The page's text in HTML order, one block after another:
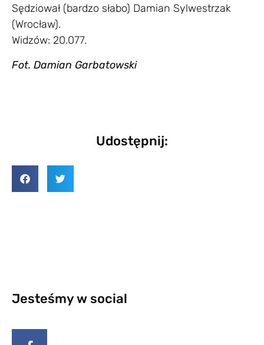
Sędziował (bardzo słabo) Damian Sylwestrzak
(Wrocław).
Widzów: 20.077.
Fot. Damian Garbatowski
Udostępnij:
Jesteśmy w social